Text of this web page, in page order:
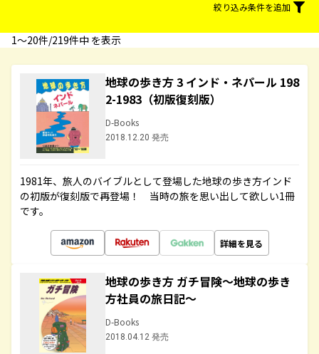
絞り込み条件を追加
1〜20件/219件中 を表示
地球の歩き方 3 インド・ネパール 198
2-1983（初版復刻版）
D-Books
2018.12.20 発売
1981年、旅人のバイブルとして登場した地球の歩き方インド
の初版が復刻版で再登場！ 当時の旅を思い出して欲しい1冊
です。
詳細を見る
地球の歩き方 ガチ冒険～地球の歩き
方社員の旅日記～
D-Books
2018.04.12 発売